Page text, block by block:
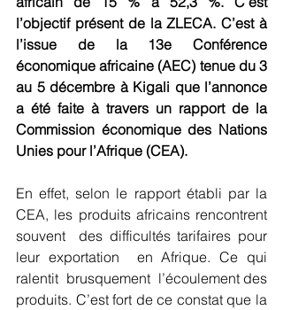
l’objectif présent de la ZLECA. C’est à
l’issue de la 13e Conférence
économique africaine (AEC) tenue du 3
au 5 décembre à Kigali que l’annonce
a été faite à travers un rapport de la
Commission économique des Nations
Unies pour l’Afrique (CEA).
En effet, selon le rapport établi par la
CEA, les produits africains rencontrent
souvent  des difficultés tarifaires pour
leur exportation  en Afrique. Ce qui
ralentit  brusquement  l’écoulement des
produits. C’est fort de ce constat que la